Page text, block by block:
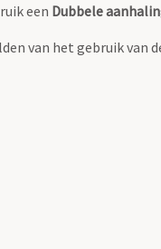
een Dubbele
van het gebruik van